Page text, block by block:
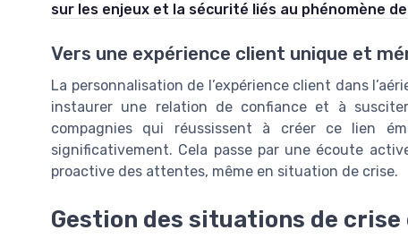
sur les enjeux et la sécurité liés au phénomène
Vers une expérience client unique et
La personnalisation de l’expérience client dans
instaurer une relation de confiance et à
compagnies qui réussissent à créer ce lien
significativement. Cela passe par une écoute
proactive des attentes, même en situation de crise.
Gestion des situations de